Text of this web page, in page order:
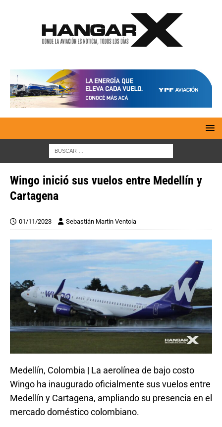
Wingo inició sus vuelos entre Medellín y
Cartagena
01/11/2023 Sebastián Martín Ventola
Medellín, Colombia | La aerolínea de bajo costo
Wingo ha inaugurado oficialmente sus vuelos entre
Medellín y Cartagena, ampliando su presencia en el
mercado doméstico colombiano.